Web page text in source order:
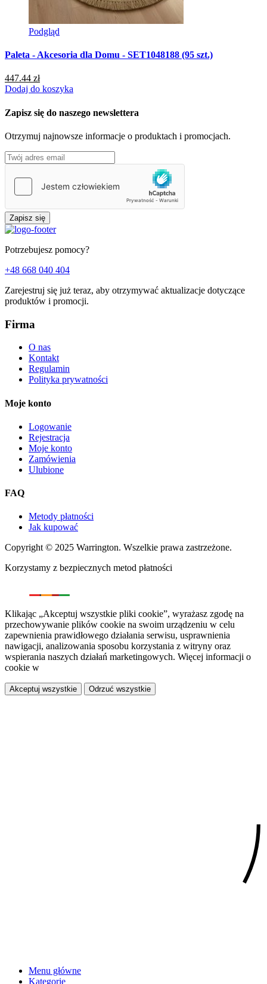
Podgląd
Paleta - Akcesoria dla Domu - SET1048188 (95 szt.)
447.44 zł
Dodaj do koszyka
Zapisz się do naszego newslettera
Otrzymuj najnowsze informacje o produktach i promocjach.
Zapisz się
Potrzebujesz pomocy?
+48 668 040 404
Zarejestruj się już teraz, aby otrzymywać aktualizacje dotyczące
produktów i promocji.
Firma
O nas
Kontakt
Regulamin
Polityka prywatności
Moje konto
Logowanie
Rejestracja
Moje konto
Zamówienia
Ulubione
FAQ
Metody płatności
Jak kupować
Copyright © 2025 Warrington. Wszelkie prawa zastrzeżone.
Korzystamy z bezpiecznych metod płatności
Klikając „Akceptuj wszystkie pliki cookie”, wyrażasz zgodę na
przechowywanie plików cookie na swoim urządzeniu w celu
zapewnienia prawidłowego działania serwisu, usprawnienia
nawigacji, analizowania sposobu korzystania z witryny oraz
wspierania naszych działań marketingowych. Więcej informacji o
cookie w
Akceptuj wszystkie Odrzuć wszystkie
Menu główne
Kategorie